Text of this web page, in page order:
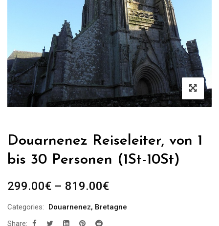
Douarnenez Reiseleiter, von 1
bis 30 Personen (1St-10St)
299.00€ – 819.00€Preisspanne:
bis
Categories: Douarnenez, Bretagne
Share: